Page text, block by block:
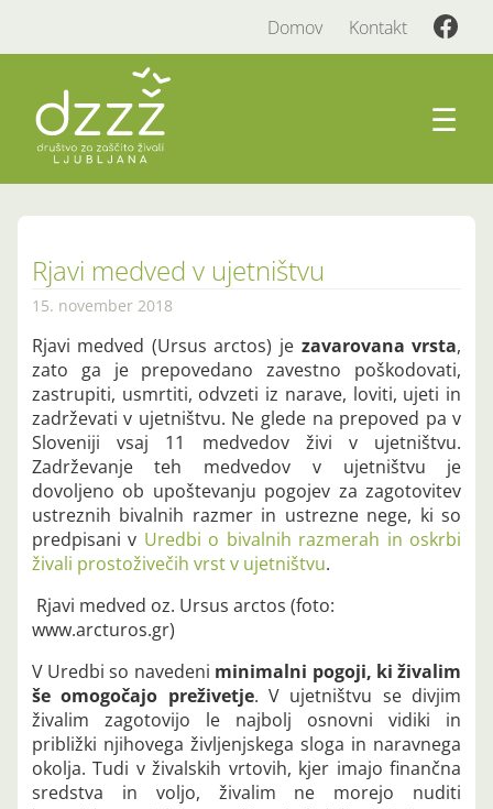
Domov Kontakt
☰
Rjavi medved v ujetništvu
15. november 2018
Rjavi medved (Ursus arctos) je zavarovana vrsta,
zato ga je prepovedano zavestno poškodovati,
zastrupiti, usmrtiti, odvzeti iz narave, loviti, ujeti in
zadrževati v ujetništvu. Ne glede na prepoved pa v
Sloveniji vsaj 11 medvedov živi v ujetništvu.
Zadrževanje teh medvedov v ujetništvu je
dovoljeno ob upoštevanju pogojev za zagotovitev
ustreznih bivalnih razmer in ustrezne nege, ki so
predpisani v Uredbi o bivalnih razmerah in oskrbi
živali prostoživečih vrst v ujetništvu.
Rjavi medved oz. Ursus arctos (foto:
www.arcturos.gr)
V Uredbi so navedeni minimalni pogoji, ki živalim
še omogočajo preživetje. V ujetništvu se divjim
živalim zagotovijo le najbolj osnovni vidiki in
približki njihovega življenjskega sloga in naravnega
okolja. Tudi v živalskih vrtovih, kjer imajo finančna
sredstva in voljo, živalim ne morejo nuditi